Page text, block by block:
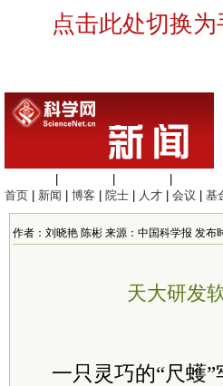
点击此处切换
首页
新闻 博客 院士 人才 会议 基
作者：刘晓艳 陈彬 来源：中国科学报 发布
天大研发
一只灵巧的“尺蠖